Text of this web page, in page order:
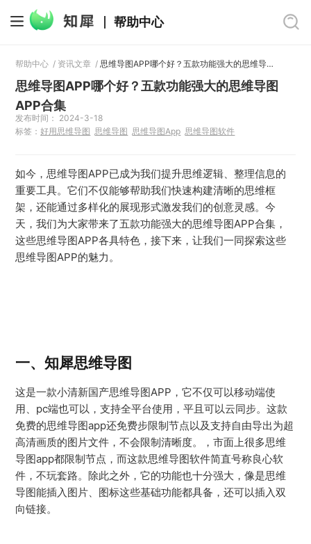
帮助中心
帮助中心 / 资讯文章 / 思维导图APP哪个好？五款功能强大的思维导图APP合集
思维导图APP哪个好？五款功能强大的思维导图
APP合集
发布时间： 2024-3-18
标签：好用思维导图 思维导图 思维导图App 思维导图软件
如今，思维导图APP已成为我们提升思维逻辑、整理信息的
重要工具。它们不仅能够帮助我们快速构建清晰的思维框
架，还能通过多样化的展现形式激发我们的创意灵感。今
天，我们为大家带来了五款功能强大的思维导图APP合集，
这些思维导图APP各具特色，接下来，让我们一同探索这些
思维导图APP的魅力。
一、知犀思维导图
这是一款小清新国产思维导图APP，它不仅可以移动端使
用、pc端也可以，支持全平台使用，平且可以云同步。这款
免费的思维导图app还免费步限制节点以及支持自由导出为超
高清画质的图片文件，不会限制清晰度。，市面上很多思维
导图app都限制节点，而这款思维导图软件简直号称良心软
件，不玩套路。除此之外，它的功能也十分强大，像是思维
导图能插入图片、图标这些基础功能都具备，还可以插入双
向链接。